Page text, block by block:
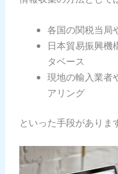
各国の関税当局
日本貿易振興機
タベース
現地の輸入業者
アリング
といった手段がありま